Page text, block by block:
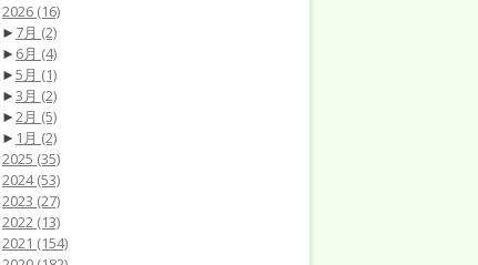
2026 (16)
► 7月 (2)
► 6月 (4)
►5月 (1)
►3月 (2)
►2月 (5)
► 1月 (2)
2025 (35)
2024(53)
2023 (27)
2022 (13)
2021 (154)